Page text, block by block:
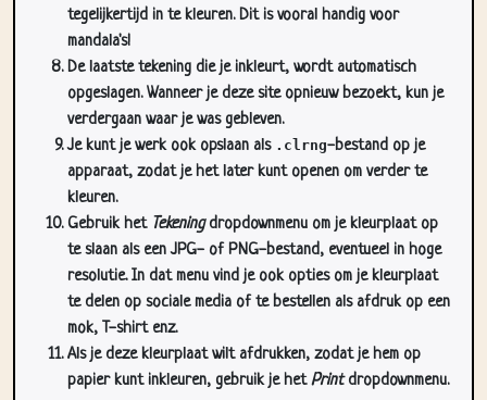
tegelijkertijd in te kleuren. Dit is vooral handig voor
mandala's!
De laatste tekening die je inkleurt, wordt automatisch
opgeslagen. Wanneer je deze site opnieuw bezoekt, kun je
verdergaan waar je was gebleven.
Je kunt je werk ook opslaan als .clrng-bestand op je
apparaat, zodat je het later kunt openen om verder te
kleuren.
Gebruik het Tekeningdropdownmenu om je kleurplaat op
te slaan als een JPG- of PNG-bestand, eventueel in hoge
resolutie. In dat menu vind je ook opties om je kleurplaat
te delen op sociale media of te bestellen als afdruk op een
mok, T-shirt enz.
Als je deze kleurplaat wilt afdrukken, zodat je hem op
papier kunt inkleuren, gebruik je hetPrintdropdownmenu.